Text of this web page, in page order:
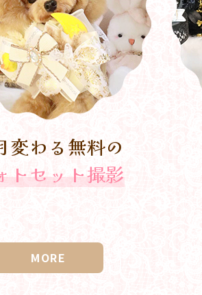
変わる無料の
トセット撮影
MORE